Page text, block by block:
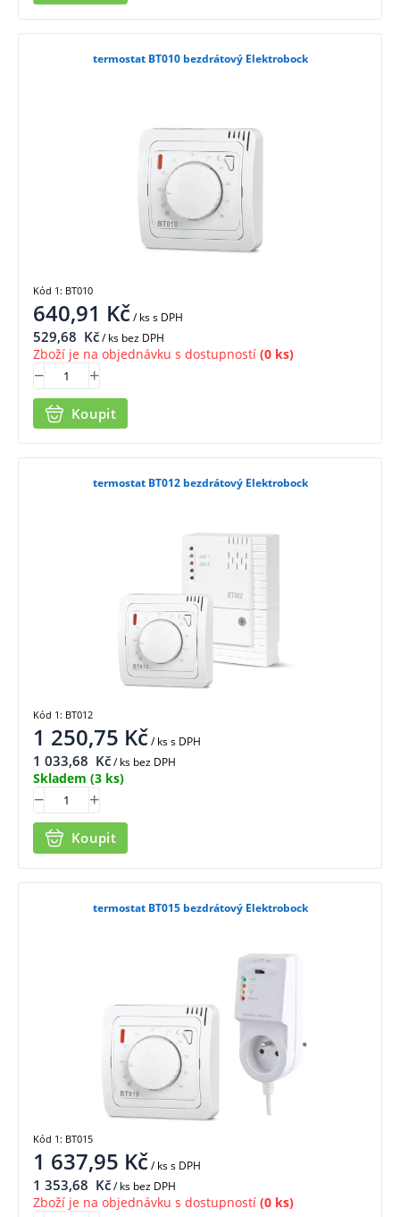
termostat BT010 bezdrátový Elektrobock
640,91 Kč/ kss DPH
529,68 Kč/ ks bez DPH
Zboží je na objednávku s dostupností (0 ks)
Koupit
Kód 1: BT010
termostat BT012 bezdrátový Elektrobock
1 250,75 Kč/ kss DPH
1 033,68 Kč/ ks bez DPH
Skladem (3 ks)
Koupit
Kód 1: BT012
termostat BT015 bezdrátový Elektrobock
1 637,95 Kč/ kss DPH
1 353,68 Kč/ ks bez DPH
Zboží je na objednávku s dostupností (0 ks)
Kód 1: BT015